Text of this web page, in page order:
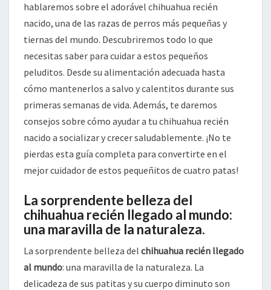
NACIDO
hablaremos sobre el adorável chihuahua recién
nacido, una de las razas de perros más pequeñas y
tiernas del mundo. Descubriremos todo lo que
necesitas saber para cuidar a estos pequeños
peluditos. Desde su alimentación adecuada hasta
cómo mantenerlos a salvo y calentitos durante sus
primeras semanas de vida. Además, te daremos
consejos sobre cómo ayudar a tu chihuahua recién
nacido a socializar y crecer saludablemente. ¡No te
pierdas esta guía completa para convertirte en el
mejor cuidador de estos pequeñitos de cuatro patas!
La sorprendente belleza del
chihuahua recién llegado al mundo:
una maravilla de la naturaleza.
La sorprendente belleza del chihuahua recién llegado
al mundo: una maravilla de la naturaleza. La
delicadeza de sus patitas y su cuerpo diminuto son